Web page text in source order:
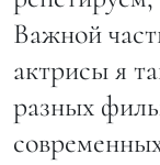
Важной
актрисы я
разных